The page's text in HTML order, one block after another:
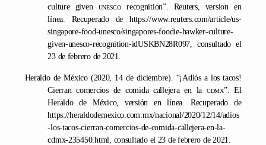
culture given unescorecognition”. Reuters, version en
línea. Recuperado de https://www.reuters.com/article/us-
singapore-food-unesco/singapores-foodie-hawker-culture-
given-unesco-recognition-idUSKBN28R097, consultado el
23 de febrero de 2021.
Heraldo de México (2020, 14 de diciembre). “¡Adiós a los tacos!
Cierran comercios de comida callejera en la cdmx”. El
Heraldo de México, versión en línea. Recuperado de
https://heraldodemexico.com.mx/nacional/2020/12/14/adios
-los-tacos-cierran-comercios-de-comida-callejera-en-la-
cdmx-235450.html, consultado el 23 de febrero de 2021.